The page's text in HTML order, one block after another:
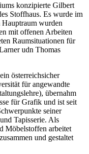
konzipierte Gilbert
Stoffhaus. Es wurde im
wurden
mit offenen Arbeiten
Raumsituationen für
udn Thomas
österreichsicher
für angewandte
übernahm
für Grafik und ist seit
seiner
Tapisserie. Als
Möbelstoffen arbeitet
und gestaltet